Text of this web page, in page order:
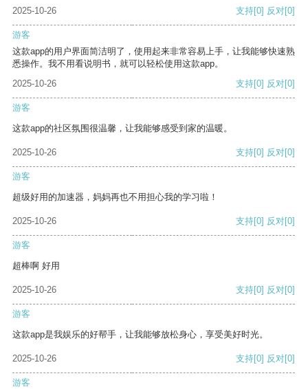
2025-10-26 支持[0] 反对[0]
游客
这款app的用户界面简洁明了，使用起来非常容易上手，让我能够快速熟
悉操作。我不用看说明书，就可以轻松使用这款app。
2025-10-26
支持[0] 反对[0]
游客
这款app的社区氛围很温馨，让我能够感受到家的温暖。
2025-10-26 支持[0] 反对[0]
游客
超级好用的加速器，妈妈再也不用担心我的学习啦！
2025-10-26 支持[0] 反对[0]
游客
超棒啊 好用
2025-10-26 支持[0] 反对[0]
游客
这款app是我娱乐的好帮手，让我能够放松身心，享受美好时光。
2025-10-26 支持[0] 反对[0]
游客